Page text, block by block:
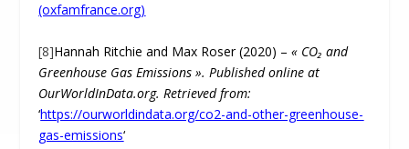
(oxfamfrance.org)
[8]Hannah Ritchie and Max Roser (2020) –« CO₂ and
Greenhouse Gas Emissions ». Published online at
OurWorldInData.org. Retrieved from:
‘https://ourworldindata.org/co2-and-other-greenhouse-
gas-emissions‘